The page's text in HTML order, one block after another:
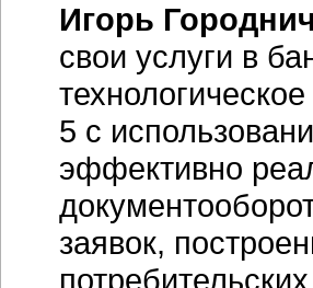
Игорь
свои услуги в
5 с
эффективно
заявок,